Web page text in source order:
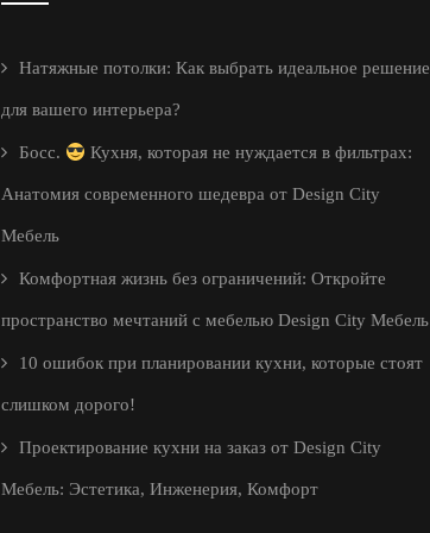
Натяжные потолки: Как выбрать идеальное решение
для вашего интерьера?
Босс. Кухня, которая не нуждается в фильтрах:
Анатомия современного шедевра от Design City
Мебель
Комфортная жизнь без ограничений: Откройте
пространство мечтаний с мебелью Design City Мебель
10 ошибок при планировании кухни, которые стоят
слишком дорого!
Проектирование кухни на заказ от Design City
Мебель: Эстетика, Инженерия, Комфорт